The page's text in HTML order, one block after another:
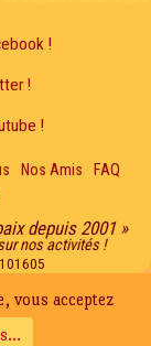
!
!
!
Nos Amis
FAQ
depuis 2001 »
nos activités !